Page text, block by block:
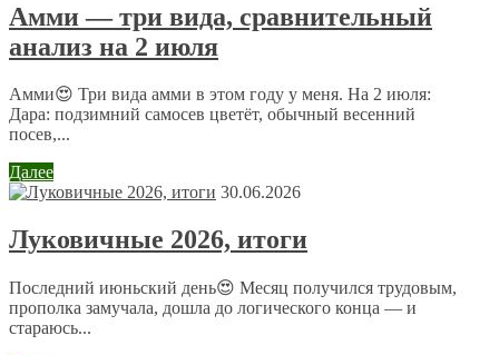
Имя*
Email*
Сайт
персональных данных.Политика конфиденциальности
Амми — три вида, сравнительный
анализ на 2 июля
Амми😍 Три вида амми в этом году у меня. На 2 июля:
Дара: подзимний самосев цветёт, обычный весенний
посев,...
Далее
30.06.2026
Луковичные 2026, итоги
Последний июньский день😍 Месяц получился трудовым,
прополка замучала, дошла до логического конца — и
стараюсь...